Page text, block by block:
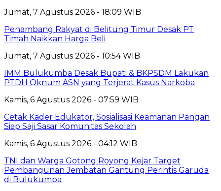
Jumat, 7 Agustus 2026 - 18:09 WIB
Penambang Rakyat di Belitung Timur Desak PT
Timah Naikkan Harga Beli
Jumat, 7 Agustus 2026 - 10:54 WIB
IMM Bulukumba Desak Bupati & BKPSDM Lakukan
PTDH Oknum ASN yang Terjerat Kasus Narkoba
Kamis, 6 Agustus 2026 - 07:59 WIB
Cetak Kader Edukator, Sosialisasi Keamanan Pangan
Siap Saji Sasar Komunitas Sekolah
Kamis, 6 Agustus 2026 - 04:12 WIB
TNI dan Warga Gotong Royong Kejar Target
Pembangunan Jembatan Gantung Perintis Garuda
di Bulukumpa